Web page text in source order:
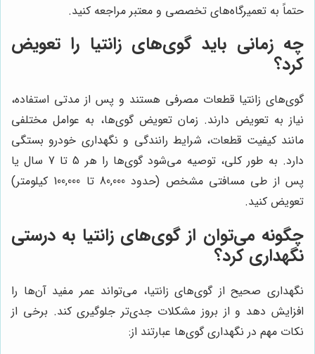
حتماً به تعمیرگاه‌های تخصصی و معتبر مراجعه کنید.
چه زمانی باید گوی‌های زانتیا را تعویض
کرد؟
گوی‌های زانتیا قطعات مصرفی هستند و پس از مدتی استفاده،
نیاز به تعویض دارند. زمان تعویض گوی‌ها، به عوامل مختلفی
مانند کیفیت قطعات، شرایط رانندگی و نگهداری خودرو بستگی
دارد. به طور کلی، توصیه می‌شود گوی‌ها را هر 5 تا 7 سال یا
پس از طی مسافتی مشخص (حدود 80,000 تا 100,000 کیلومتر)
تعویض کنید.
چگونه می‌توان از گوی‌های زانتیا به درستی
نگهداری کرد؟
نگهداری صحیح از گوی‌های زانتیا، می‌تواند عمر مفید آن‌ها را
افزایش دهد و از بروز مشکلات جدی‌تر جلوگیری کند. برخی از
نکات مهم در نگهداری گوی‌ها عبارتند از: